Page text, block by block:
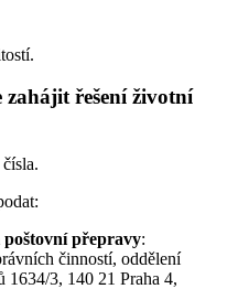
zahájit řešení životní
poštovní přepravy:
činností, oddělení
1634/3, 140 21 Praha 4,